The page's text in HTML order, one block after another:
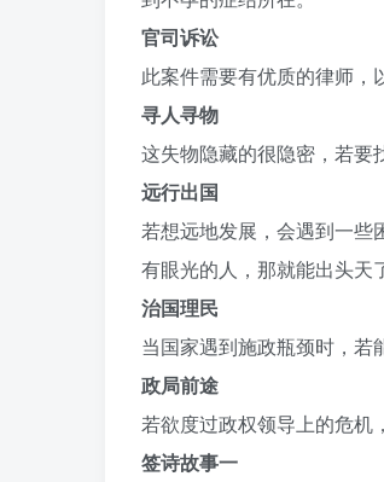
官司诉讼
此案件需要有优质的律师，
寻人寻物
这失物隐藏的很隐密，若要
远行出国
若想远地发展，会遇到一些
有眼光的人，那就能出头天
治国理民
当国家遇到施政瓶颈时，若
政局前途
若欲度过政权领导上的危机
签诗故事一